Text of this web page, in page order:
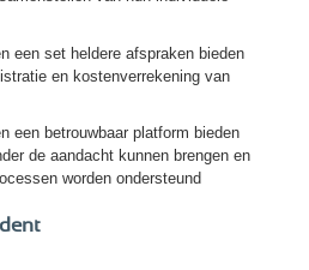
een set heldere afspraken bieden
en kostenverrekening van
een betrouwbaar platform bieden
de aandacht kunnen brengen en
worden ondersteund